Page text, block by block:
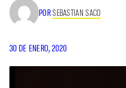
PORSEBASTIAN SACO
30 DE ENERO, 2020